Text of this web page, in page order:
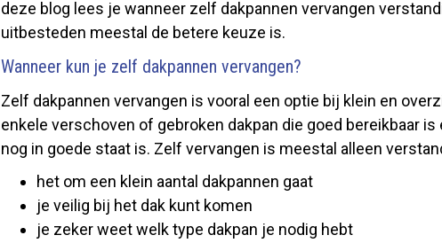
deze blog lees je wanneer zelf dakpannen vervangen
uitbesteden meestal de betere keuze is.
Wanneer kun je zelf dakpannen vervangen?
Zelf dakpannen vervangen is vooral een optie bij klein en
enkele verschoven of gebroken dakpan die goed bereikbaar
nog in goede staat is. Zelf vervangen is meestal alleen
het om een klein aantal dakpannen gaat
je veilig bij het dak kunt komen
je zeker weet welk type dakpan je nodig hebt